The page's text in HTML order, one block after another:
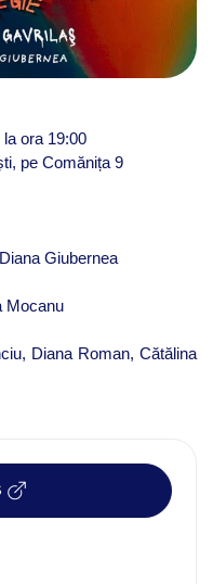
ora 19:00
pe Comănița 9
Giubernea
Mocanu
Diana Roman, Cătălina